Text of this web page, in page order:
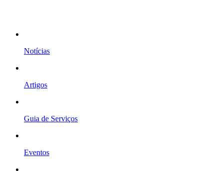
Notícias
Artigos
Guia de Serviços
Eventos